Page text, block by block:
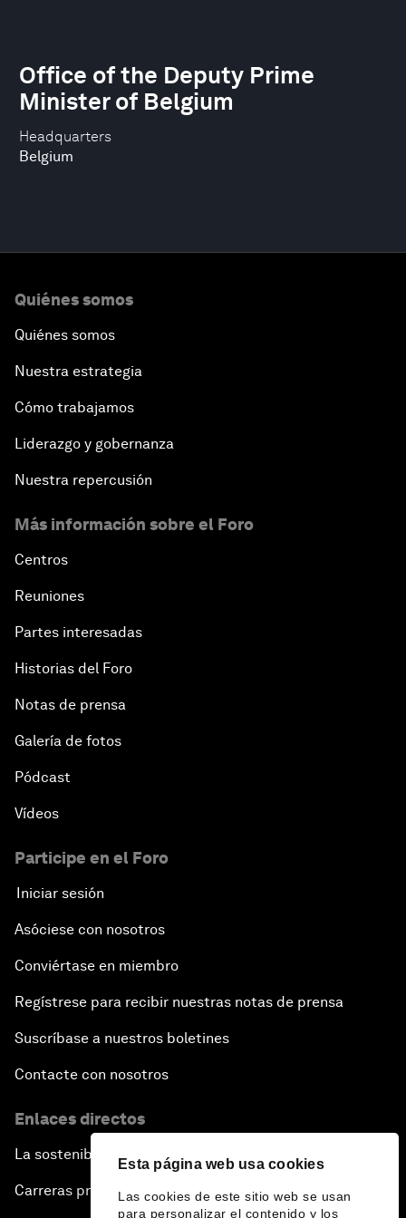
Esta página web usa cookies
Las cookies de este sitio web se usan
para personalizar el contenido y los
Headquarters
Belgium
Office of the Deputy Prime
Minister of Belgium
Quiénes somos
Quiénes somos
Nuestra estrategia
Cómo trabajamos
Liderazgo y gobernanza
Nuestra repercusión
Más información sobre el Foro
Centros
Reuniones
Partes interesadas
Historias del Foro
Notas de prensa
Galería de fotos
Pódcast
Vídeos
Participe en el Foro
Iniciar sesión
Asóciese con nosotros
Conviértase en miembro
Regístrese para recibir nuestras notas de prensa
Suscríbase a nuestros boletines
Contacte con nosotros
Enlaces directos
La sostenibilidad en el Foro
Carreras profesionales